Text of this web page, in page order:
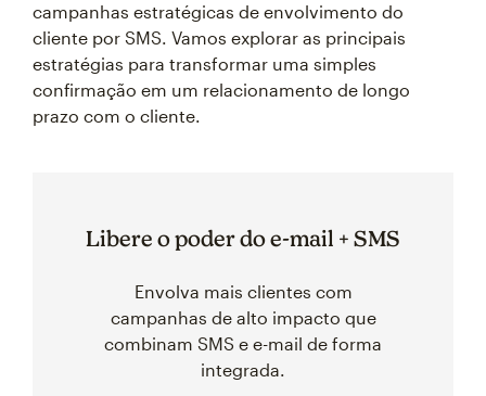
campanhas estratégicas de envolvimento do
cliente por SMS. Vamos explorar as principais
estratégias para transformar uma simples
confirmação em um relacionamento de longo
prazo com o cliente.
Libere o poder do e-mail + SMS
Envolva mais clientes com
campanhas de alto impacto que
combinam SMS e e-mail de forma
integrada.